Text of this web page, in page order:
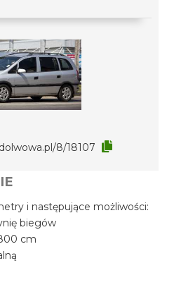
8/18107
i następujące możliwości:
biegów
cm